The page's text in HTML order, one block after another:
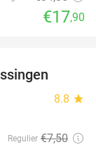
€17,90
8.8 star
Regulier €7,50